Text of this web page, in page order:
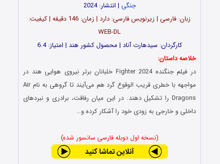
جنگی | انتشار: 2024
زبان: فارسی | زیرنویس فارسی: دارد | زمان: 146 دقیقه | کیفیت:
WEB-DL
کارگردان: سیدهارت آناد | محصول کشور هند | امتیاز: 6.4
خلاصه داستان:
در فیلم جنگنده Fighter 2024 خلبانان برتر نیروی هوایی هند در
مواجهه با خطری قریب الوقوع گرد هم می‌آیند تا گروهی به نام Air
Dragons را تشکیل دهند. در این میان رفاقت، برادری و نبردهای
داخلی و خارجی به زودی خود را آشکار کرده و…
(نسخه اول دوبله فارسی سانسور شده)